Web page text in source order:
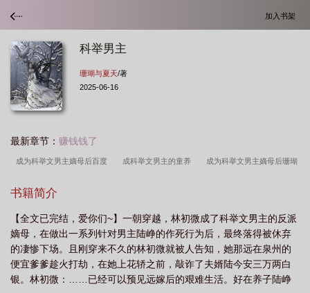
加入书架
科举男主
珊瑚与夏天/著
2025-06-16
最新章节： 赚钱钱了
成为科举文男主嫡母后百度 成科举文男主的童养 成为科举文男主嫡母后珊瑚
举文男主嫡母后全文免费阅读
科举文男主嫡母后番外 成为科举文男主嫡母后书包网 成为科举文男主嫡母后笔
趣阁 成为科举文男主嫡母后免费阅读 成为科举文男主嫡母后书山楼阁 成为
科举文男主嫡母后无弹窗 成为科举文男主嫡母后格格党 成为科举文男主嫡母后
晋江 成为科举文男主嫡母后推荐 成为科举文男主嫡母后免费
书籍简介
【全文已完结，爱你们~】一朝穿越，林初微成了科举文男主的反派
嫡母，在做出一系列针对男主陆峥的作死行为后，最终落得被休弃
的凄惨下场。且刚穿来不久的林初微就被人告知，她那远在泉州的
便宜爹爹趁火打劫，在她上花轿之前，敲诈了夫婿陆今安三万两白
银。林初微：……已经可以预见远嫁后的艰难生活。好在养子陆峥